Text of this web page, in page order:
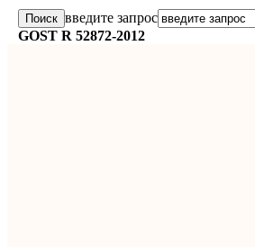
введите запрос
GOST R 52872-2012